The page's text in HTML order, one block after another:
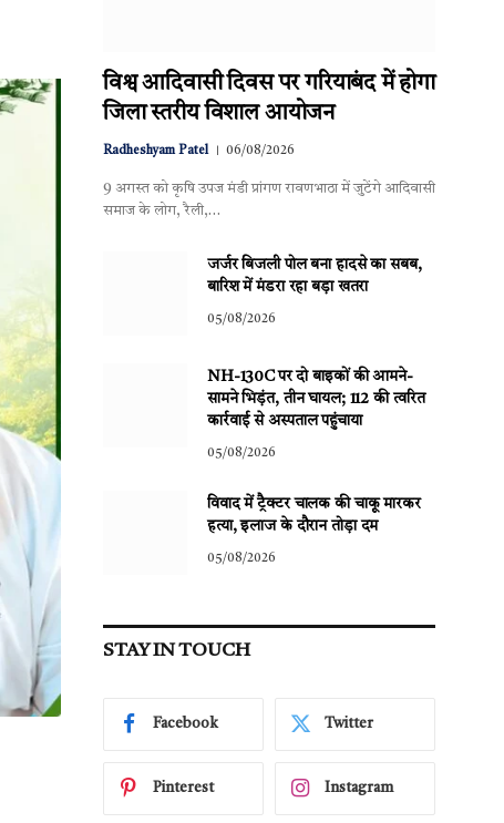
विश्व आदिवासी दिवस पर गरियाबंद में होगा
जिला स्तरीय विशाल आयोजन
Radheshyam Patel 06/08/2026
9 अगस्त को कृषि उपज मंडी प्रांगण रावणभाठा में जुटेंगे आदिवासी
समाज के लोग, रैली,…
जर्जर बिजली पोल बना हादसे का सबब,
बारिश में मंडरा रहा बड़ा खतरा
05/08/2026
NH-130C पर दो बाइकों की आमने-
सामने भिड़ंत, तीन घायल; 112 की त्वरित
कार्रवाई से अस्पताल पहुंचाया
05/08/2026
विवाद में ट्रैक्टर चालक की चाकू मारकर
हत्या, इलाज के दौरान तोड़ा दम
05/08/2026
STAY IN TOUCH
Facebook Twitter
Pinterest Instagram